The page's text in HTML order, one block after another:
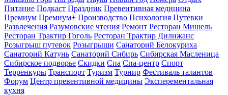
Питание Подкаст Праздник Превентивная медицина
Премиум Премиум+ Производство Психология Путевки
Развлечения Разумовские чтения Ремонт Ресторан Мишель
Ресторан Трактир Гоголь Ресторан Трактир Дилижанс
Розыгрыш путевок Розыгрыши Санаторий Белокуриха
Санаторий Катунь Санаторий Сибирь Сибирская Масленица
Сибирское подворье Скидки Спа Спа-центр Спорт
Терренкуры Транспорт Туризм Турнир Фестиваль талантов
Форум Центр превентивной медицины Эксперементальная
кухня